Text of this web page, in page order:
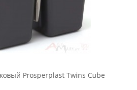
Prosperplast Twins Cube